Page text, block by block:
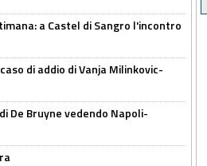
a Castel di Sangro l'incontro
di addio di Vanja Milinkovic-
De Bruyne vedendo Napoli-